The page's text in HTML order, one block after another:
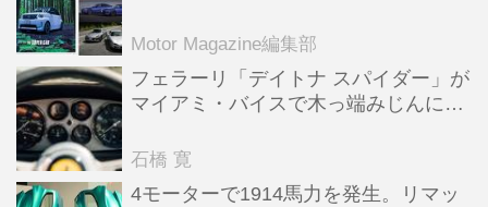
Motor Magazine編集部
フェラーリ「デイトナ スパイダー」が
マイアミ・バイスで木っ端みじんにな
石橋 寛
4モーターで1914馬力を発生。リマッ